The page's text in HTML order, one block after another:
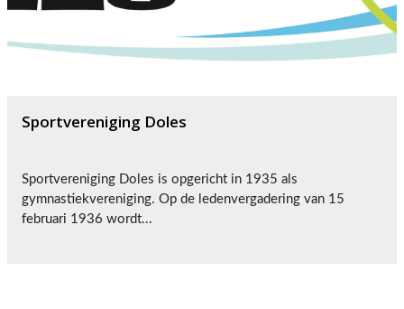
Sportvereniging Doles
Sportvereniging Doles is opgericht in 1935 als
gymnastiekvereniging. Op de ledenvergadering van 15
februari 1936 wordt...